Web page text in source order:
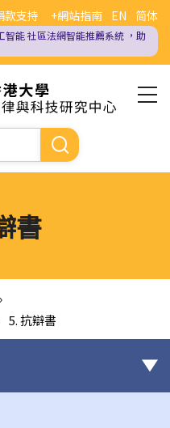
EN 简体
款支持 +網站指南
智能社區法網智能推薦系統 ，助
書
5. 抗辯書